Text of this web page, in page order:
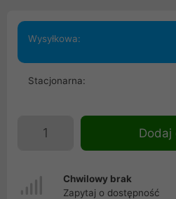
Wysyłkowa:
Stacjonarna:
Dodaj
Chwilowy brak
Zapytaj o dostępność